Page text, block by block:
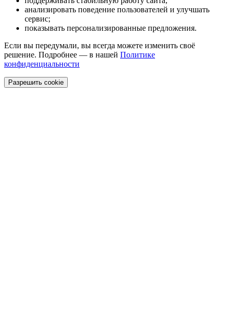
анализировать поведение пользователей и улучшать
сервис;
показывать персонализированные предложения.
Если вы передумали, вы всегда можете изменить своё
решение. Подробнее — в нашей Политике
конфиденциальности
Разрешить cookie